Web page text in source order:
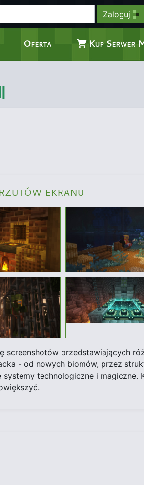
Zaloguj
Oferta Kup Serwer
ekranu
screenshotów przedstawiających
- od nowych biomów, przez
systemy technologiczne i magiczne.